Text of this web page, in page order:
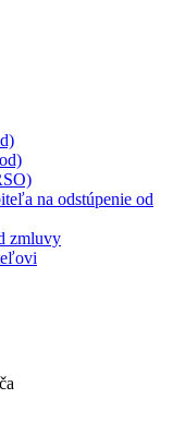
na odstúpenie od
zmluvy